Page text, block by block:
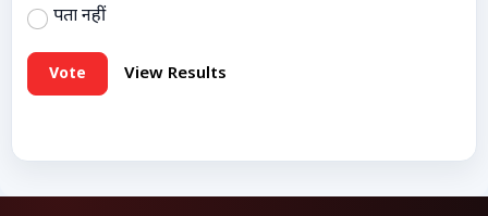
पता नहीं
Vote View Results